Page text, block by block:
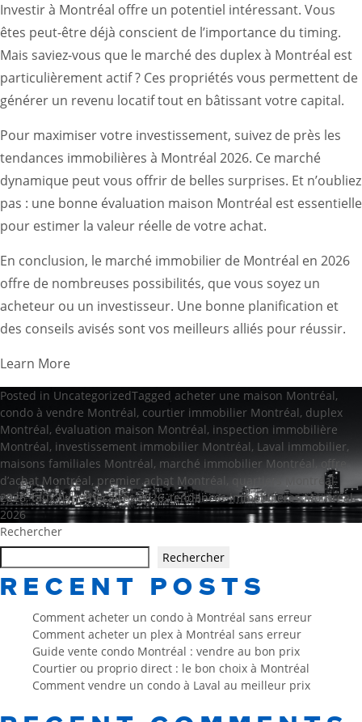
Investir à Montréal offre un potentiel intéressant. Vous
êtes peut-être déjà conscient de l’importance du timing.
Mais saviez-vous que le marché des duplex à Montréal est
particulièrement actif ? Ces propriétés vous permettent de
générer un revenu locatif tout en bâtissant votre capital.
Pour maximiser votre investissement, suivez de près les
tendances immobilières à Montréal 2026. Ce marché
dynamique peut vous offrir de belles surprises. Et n’oubliez
pas : une bonne évaluation maison Montréal est essentielle
pour estimer la valeur réelle de votre achat.
En conclusion, le marché immobilier de Montréal en 2026
offre de nombreuses possibilités, que vous soyez un
acheteur ou un investisseur. Une bonne planification et
des conseils avisés sont vos meilleurs alliés pour réussir.
Learn More
Posted in UncategorizedTagged acheter une maison Montréal,
condo à vendre Montréal, courtier immobilier Montréal, duplex
Montréal, évaluation maison Montréal, inspection immobilière
Montréal, investissement immobilier Montréal, Laval immobilier,
maisons familiales Montréal, marché immobilier Montréal, offre
d’achat Montréal, premier achat Montréal, quartiers Montréal
2026,taux hypothécaires 2026,tendances immobilières Montréal
2026
Rechercher
Rechercher
RECENT POSTS
Comment acheter un condo à Montréal sans erreur
Comment acheter un plex à Montréal sans erreur
Guide vente condo Montréal : vendre au bon prix
Courtier ou proprio direct : le bon choix à Montréal
Comment vendre un condo à Laval au meilleur prix